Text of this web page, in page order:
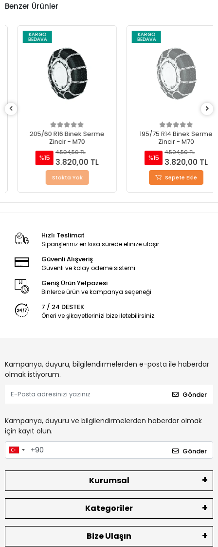
Benzer Ürünler
KARGO
BEDAVA
205/60 R16 Binek Serme
Zincir - M70
4.504,50 TL
3.820,00 TL
Stokta Yok
KARGO
BEDAVA
195/75 R14 Binek Serme
Zincir - M70
4.504,50 TL
3.820,00 TL
Sepete Ekle
Hızlı Teslimat
Siparişleriniz en kısa sürede elinize ulaşır.
Güvenli Alışveriş
Güvenli ve kolay ödeme sistemi
Geniş Ürün Yelpazesi
Binlerce ürün ve kampanya seçeneği
7 / 24 DESTEK
Öneri ve şikayetlerinizi bize iletebilirsiniz.
Kampanya, duyuru, bilgilendirmelerden e-posta ile haberdar
olmak istiyorum.
Gönder
Kampanya, duyuru ve bilgilendirmelerden haberdar olmak
için kayıt olun.
Gönder
Kurumsal
Kategoriler
Bize Ulaşın